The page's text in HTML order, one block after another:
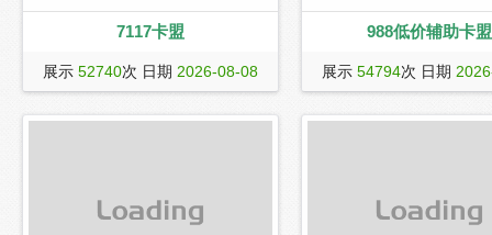
7117卡盟
7117卡盟（www.7117km.com）是专业
展示 52740次 日期 2026-08-08
988低价辅助卡盟
988卡盟(www.988km.com)是
展示 54794次 日期